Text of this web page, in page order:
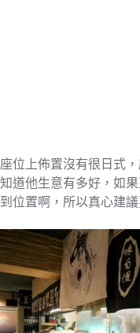
座位上佈置沒有很日式
知道他生意有多好，如
到位置啊，所以真心建